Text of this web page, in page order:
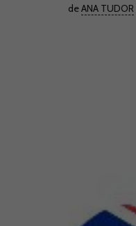
deANA TUDOR